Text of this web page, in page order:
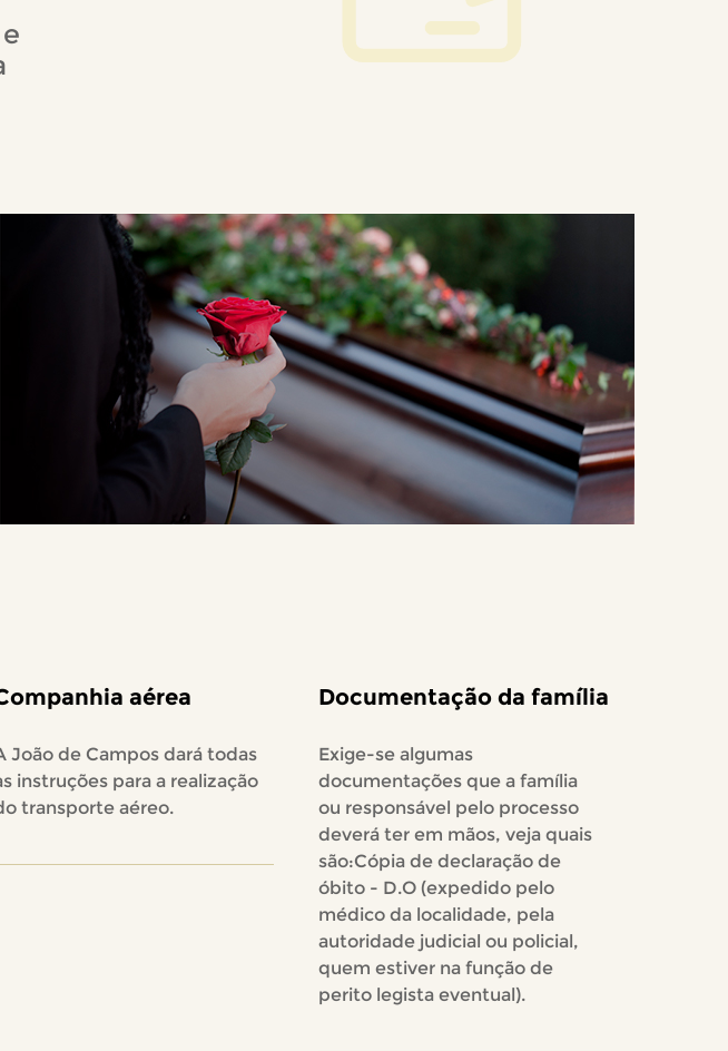
aérea
João de Campos dará todas
instruções para a realização
transporte aéreo.
Documentação da família
Exige-se algumas
documentações que a família
ou responsável pelo processo
deverá ter em mãos, veja quais
são:Cópia de declaração de
óbito - D.O (expedido pelo
médico da localidade, pela
autoridade judicial ou policial,
quem estiver na função de
perito legista eventual).